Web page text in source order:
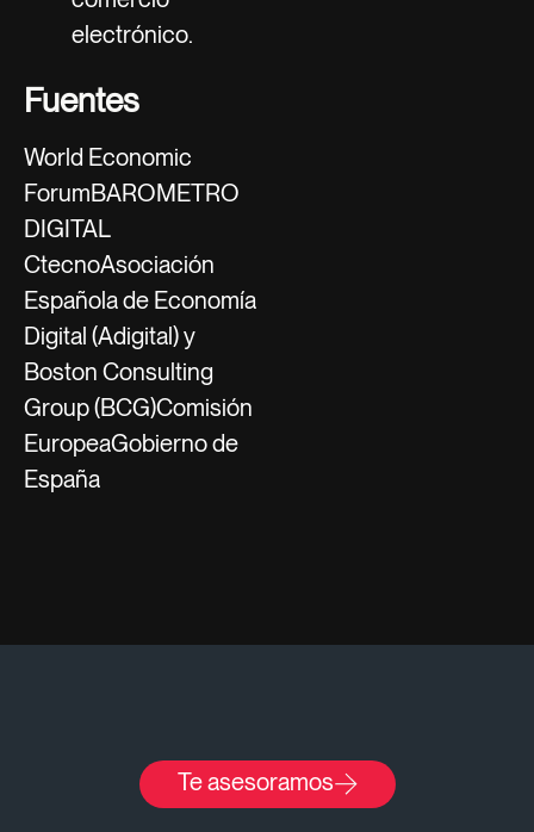
Te asesoramos
electrónico.
Fuentes
World Economic
ForumBAROMETRO
DIGITAL
CtecnoAsociación
Española de Economía
Digital (Adigital) y
Boston Consulting
Group (BCG)Comisión
EuropeaGobierno de
España
Artículos relacionados